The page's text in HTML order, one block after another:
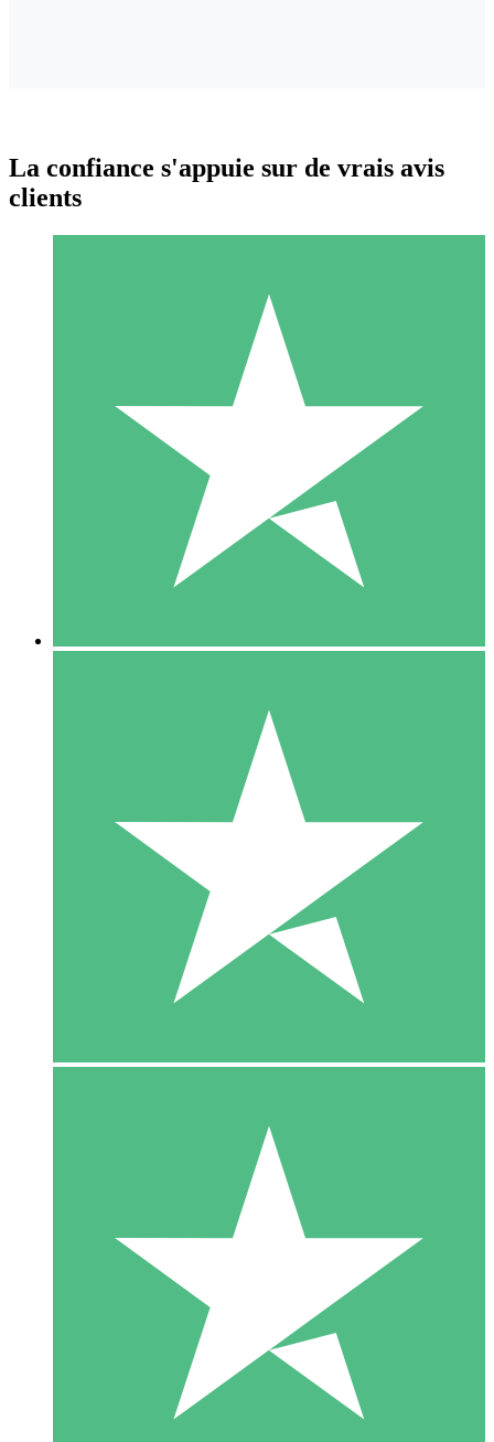
Packs de Crédits Individuels
Payez à l'utilisation avec des crédits de téléchargement. Sans
1 Téléchargement
10 00
10 Téléchargements
20 00
La confiance s'appuie sur de vrais avis
clients